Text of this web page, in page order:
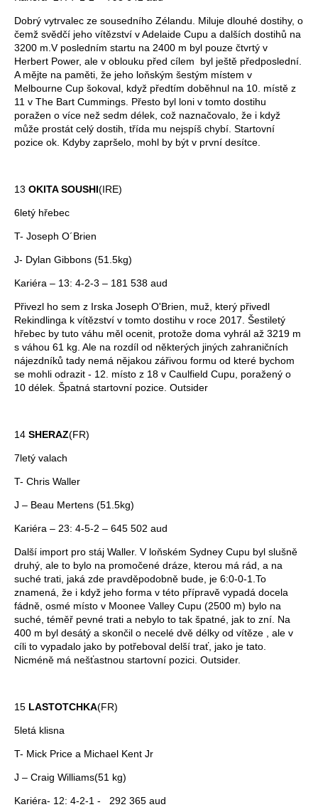
Dobrý vytrvalec ze sousedního Zélandu. Miluje dlouhé dostihy, o
čemž svědčí jeho vítězství v Adelaide Cupu a dalších dostihů na
3200 m.V posledním startu na 2400 m byl pouze čtvrtý v
Herbert Power, ale v oblouku před cílem byl ještě předposlední.
A mějte na paměti, že jeho loňským šestým místem v
Melbourne Cup šokoval, když předtím doběhnul na 10. místě z
11 v The Bart Cummings. Přesto byl loni v tomto dostihu
poražen o více než sedm délek, což naznačovalo, že i když
může prostát celý dostih, třída mu nejspíš chybí. Startovní
pozice ok. Kdyby zapršelo, mohl by být v první desítce.
13 OKITA SOUSHI(IRE)
6letý hřebec
T- Joseph O´Brien
J- Dylan Gibbons (51.5kg)
Kariéra – 13: 4-2-3 – 181 538 aud
Přivezl ho sem z Irska Joseph O'Brien, muž, který přivedl
Rekindlinga k vítězství v tomto dostihu v roce 2017. Šestiletý
hřebec by tuto váhu měl ocenit, protože doma vyhrál až 3219 m
s váhou 61 kg. Ale na rozdíl od některých jiných zahraničních
nájezdníků tady nemá nějakou zářivou formu od které bychom
se mohli odrazit - 12. místo z 18 v Caulfield Cupu, poražený o
10 délek. Špatná startovní pozice. Outsider
14 SHERAZ(FR)
7letý valach
T- Chris Waller
J – Beau Mertens (51.5kg)
Kariéra – 23: 4-5-2 – 645 502 aud
Další import pro stáj Waller. V loňském Sydney Cupu byl slušně
druhý, ale to bylo na promočené dráze, kterou má rád, a na
suché trati, jaká zde pravděpodobně bude, je 6:0-0-1.To
znamená, že i když jeho forma v této přípravě vypadá docela
fádně, osmé místo v Moonee Valley Cupu (2500 m) bylo na
suché, téměř pevné trati a nebylo to tak špatné, jak to zní. Na
400 m byl desátý a skončil o necelé dvě délky od vítěze , ale v
cíli to vypadalo jako by potřeboval delší trať, jako je tato.
Nicméně má nešťastnou startovní pozici. Outsider.
15 LASTOTCHKA(FR)
5letá klisna
T- Mick Price a Michael Kent Jr
J – Craig Williams(51 kg)
Kariéra- 12: 4-2-1 - 292 365 aud